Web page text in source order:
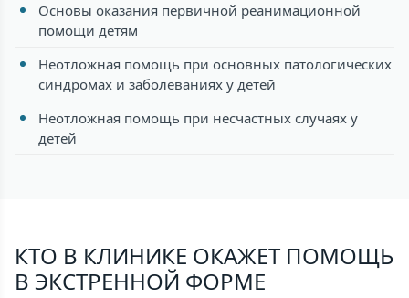
Основы оказания первичной реанимационной
помощи детям
Неотложная помощь при основных патологических
синдромах и заболеваниях у детей
Неотложная помощь при несчастных случаях у
детей
КТО В КЛИНИКЕ ОКАЖЕТ ПОМОЩЬ
В ЭКСТРЕННОЙ ФОРМЕ